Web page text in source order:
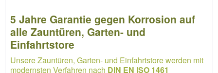
5 Jahre Garantie gegen Korrosion auf
alle Zauntüren, Garten- und
Einfahrtstore
Unsere Zauntüren, Garten- und Einfahrtstore werden mit
modernsten Verfahren nach DIN EN ISO 1461